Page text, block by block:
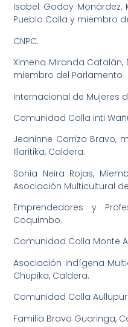
Isabel Godoy Monárdez,
Pueblo Colla y miembro
CNPC.
Ximena Miranda
miembro del Parlamento
Internacional de Mujeres
Comunidad Colla Inti
Jeaninne Carrizo Bravo,
Illaritika, Caldera.
Sonia Neira Rojas,
Asociación Multicultural de
Emprendedores y
Coquimbo.
Comunidad Colla Monte
Asociación Indígena
Chupika, Caldera.
Comunidad Colla
Familia Bravo Guaringa,